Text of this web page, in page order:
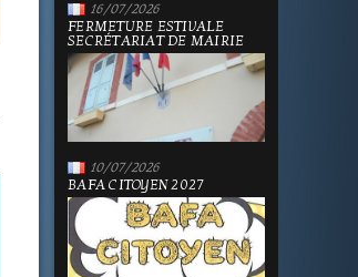
16/07/2026
FERMETURE ESTIVALE
SECRÉTARIAT DE MAIRIE
10/07/2026
BAFA CITOYEN 2027